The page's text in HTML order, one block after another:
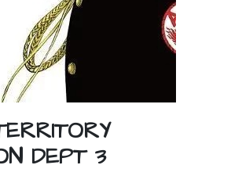
DEPT 3